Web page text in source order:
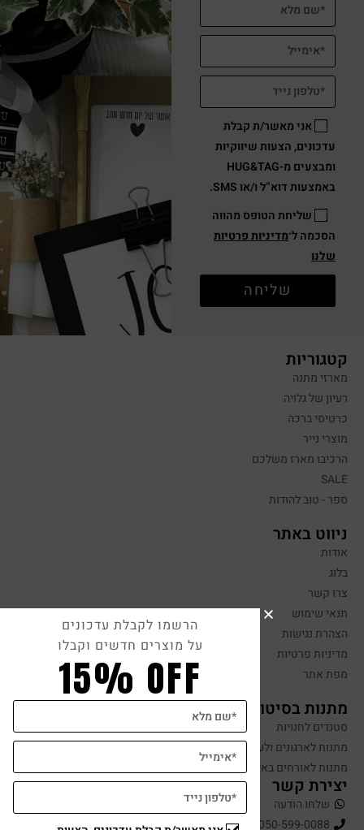
אני מאשר/ת קבלת
עדכונים, הצעות שיווקיות
ומבצעים מ-HUG&TAG
באמצעות דוא”ל ו/או SMS.
שליחת הטופס מהווה
הסכמה ל־מדיניות פרטיות
שלנו
שליחה
קטגוריות
מארזי מתנה
רעיון של גלויה
כרטיסי ברכה
מוצרי נייר
הרכיבו מארז משלכם
SALE
ספר - טוב להודות
ניווט באתר
אודות
בלוג
צרו קשר
תנאי שימוש
הצהרת נגישות
מדיניות פרטיות
מפת אתר
מתנות בסיטונאות
סטנדים לחנויות
מתנות לארגונים ולעובדים
מתנות לאורחים באירועים
יצירת קשר
שלחו הודעה
050-599-0088
הרשמו לקבלת עדכונים
על מוצרים חדשים וקבלו
15% OFF